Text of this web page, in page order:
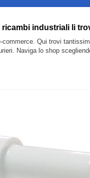
industriali li
commerce. Qui trovi
Naviga lo shop